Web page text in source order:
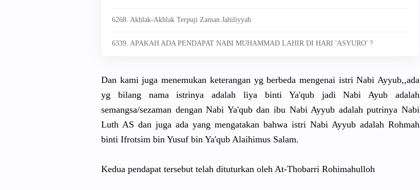
6268. Akhlak-Akhlak Terpuji Zaman Jahiliyyah
6339. APAKAH ADA PENDAPAT NABI MUHAMMAD LAHIR DI HARI 'ASYURO' ?
Dan kami juga menemukan keterangan yg berbeda mengenai istri Nabi Ayyub,,ada
yg bilang nama istrinya adalah liya binti Ya'qub jadi Nabi Ayub adalah
semangsa/sezaman dengan Nabi Ya'qub dan ibu Nabi Ayyub adalah putrinya Nabi
Luth AS dan juga ada yang mengatakan bahwa istri Nabi Ayyub adalah Rohmah
binti Ifrotsim bin Yusuf bin Ya'qub Alaihimus Salam.
Kedua pendapat tersebut telah dituturkan oleh At-Thobarri Rohimahulloh